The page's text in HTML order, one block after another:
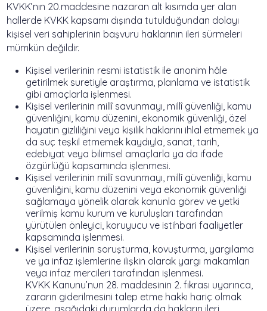
KVKK’nın 20.maddesine nazaran alt kısımda yer alan
hallerde KVKK kapsamı dışında tutulduğundan dolayı
kişisel veri sahiplerinin başvuru haklarının ileri sürmeleri
mümkün değildir.
Kişisel verilerinin resmi istatistik ile anonim hâle
getirilmek suretiyle araştırma, planlama ve istatistik
gibi amaçlarla işlenmesi.
Kişisel verilerinin millî savunmayı, millî güvenliği, kamu
güvenliğini, kamu düzenini, ekonomik güvenliği, özel
hayatın gizliliğini veya kişilik haklarını ihlal etmemek ya
da suç teşkil etmemek kaydıyla, sanat, tarih,
edebiyat veya bilimsel amaçlarla ya da ifade
özgürlüğü kapsamında işlenmesi.
Kişisel verilerinin millî savunmayı, millî güvenliği, kamu
güvenliğini, kamu düzenini veya ekonomik güvenliği
sağlamaya yönelik olarak kanunla görev ve yetki
verilmiş kamu kurum ve kuruluşları tarafından
yürütülen önleyici, koruyucu ve istihbari faaliyetler
kapsamında işlenmesi.
Kişisel verilerinin soruşturma, kovuşturma, yargılama
ve ya infaz işlemlerine ilişkin olarak yargı makamları
veya infaz mercileri tarafından işlenmesi.
KVKK Kanunu’nun 28. maddesinin 2. fıkrası uyarınca,
zararın giderilmesini talep etme hakkı hariç olmak